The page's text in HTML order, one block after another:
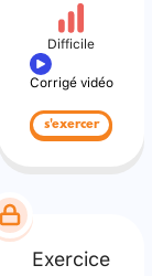
Difficile
Corrigé vidéo
s'exercer
Exercice